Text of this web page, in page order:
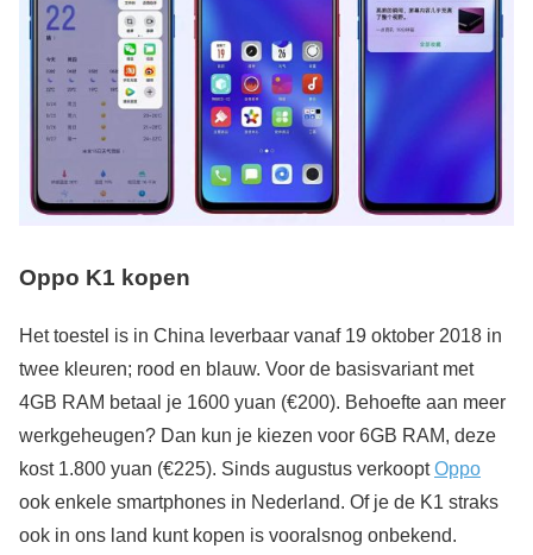
Oppo K1 kopen
Het toestel is in China leverbaar vanaf 19 oktober 2018 in
twee kleuren; rood en blauw. Voor de basisvariant met
4GB RAM betaal je 1600 yuan (€200). Behoefte aan meer
werkgeheugen? Dan kun je kiezen voor 6GB RAM, deze
kost 1.800 yuan (€225). Sinds augustus verkooptOppo
ook enkele smartphones in Nederland. Of je de K1 straks
ook in ons land kunt kopen is vooralsnog onbekend.